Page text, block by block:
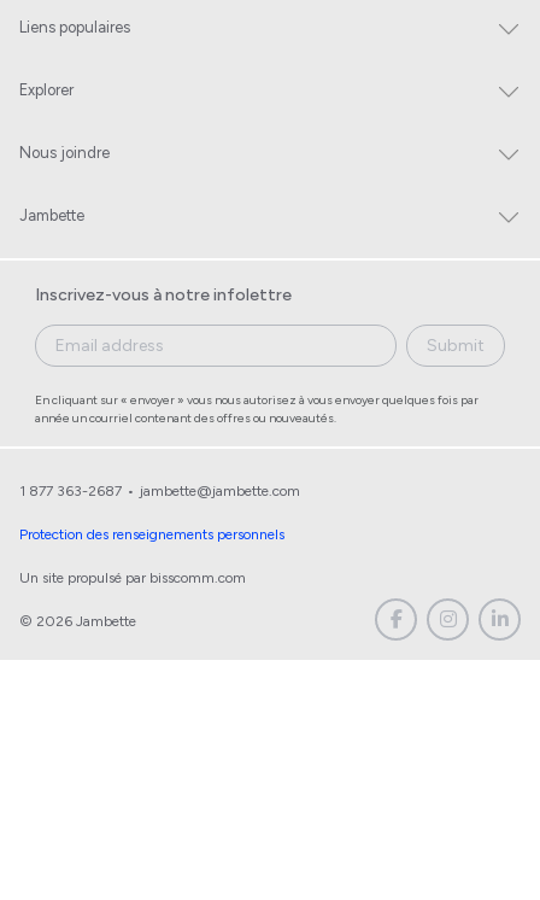
Liens populaires
Explorer
Nous joindre
Jambette
Inscrivez-vous à notre infolettre
Submit
En cliquant sur « envoyer » vous nous autorisez à vous envoyer quelques fois par
année un courriel contenant des offres ou nouveautés.
1 877 363-2687 • jambette@jambette.com
Protection des renseignements personnels
Un site propulsé par bisscomm.com
© 2026 Jambette